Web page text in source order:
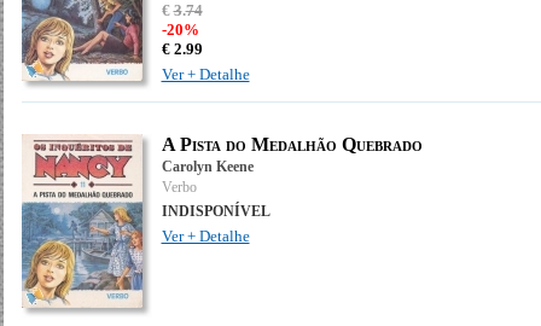
€3.74
-20%
€ 2.99
Ver + Detalhe
A Pista do Medalhão Quebrado
Carolyn Keene
Verbo
INDISPONÍVEL
Ver + Detalhe